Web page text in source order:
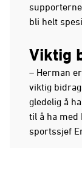
bli helt
Viktig
– Herman
viktig
gledelig å
til å ha med
sportssjef